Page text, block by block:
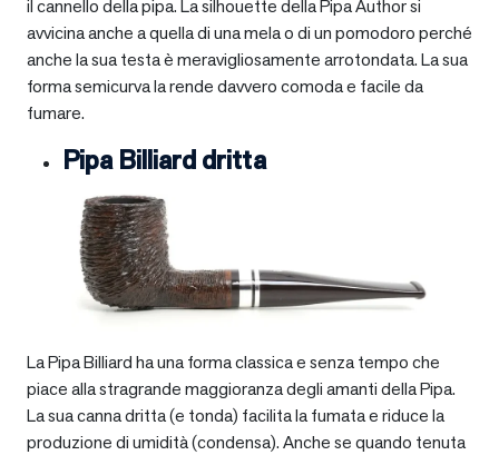
il cannello della pipa. La silhouette della Pipa Author si
avvicina anche a quella di una mela o di un pomodoro perché
anche la sua testa è meravigliosamente arrotondata. La sua
forma semicurva la rende davvero comoda e facile da
fumare.
Pipa Billiard dritta
La Pipa Billiard ha una forma classica e senza tempo che
piace alla stragrande maggioranza degli amanti della Pipa.
La sua canna dritta (e tonda) facilita la fumata e riduce la
produzione di umidità (condensa). Anche se quando tenuta